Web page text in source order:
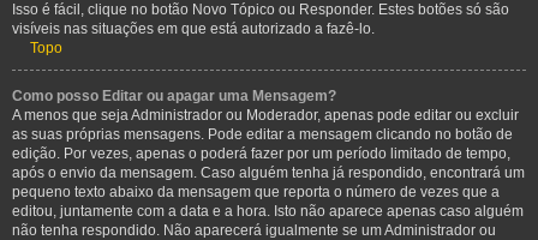
Isso é fácil, clique no botão Novo Tópico ou Responder. Estes botões só são
visíveis nas situações em que está autorizado a fazê-lo.
Topo
Como posso Editar ou apagar uma Mensagem?
A menos que seja Administrador ou Moderador, apenas pode editar ou excluir
as suas próprias mensagens. Pode editar a mensagem clicando no botão de
edição. Por vezes, apenas o poderá fazer por um período limitado de tempo,
após o envio da mensagem. Caso alguém tenha já respondido, encontrará um
pequeno texto abaixo da mensagem que reporta o número de vezes que a
editou, juntamente com a data e a hora. Isto não aparece apenas caso alguém
não tenha respondido. Não aparecerá igualmente se um Administrador ou